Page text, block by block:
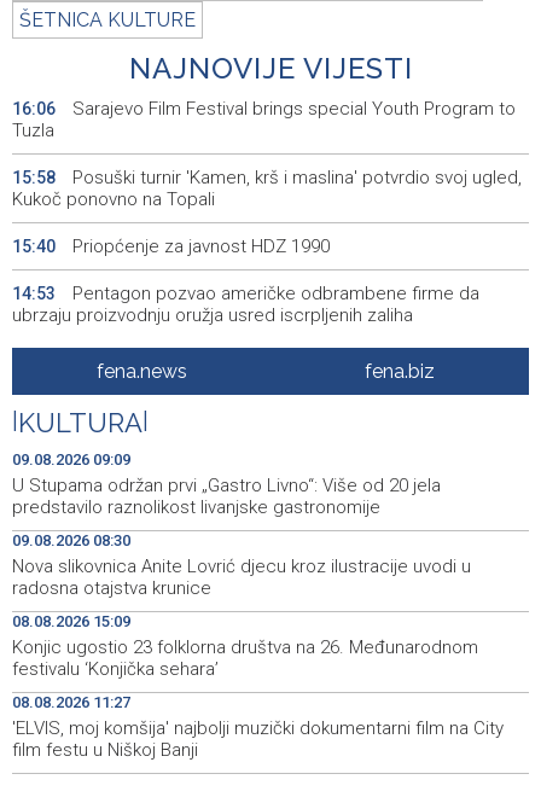
ŠETNICA KULTURE
NAJNOVIJE VIJESTI
16:06
Sarajevo Film Festival brings special Youth Program to
Tuzla
15:58
Posuški turnir 'Kamen, krš i maslina' potvrdio svoj ugled,
Kukoč ponovno na Topali
15:40 Priopćenje za javnost HDZ 1990
14:53
Pentagon pozvao američke odbrambene firme da
ubrzaju proizvodnju oružja usred iscrpljenih zaliha
Svečano otvoren 26. Cazin Grand Prix, staza 'Krajiška
zmija' ponovo okupila ljubitelje motosporta
13:20
Mostar Jazz Fest 2026. od 23. do 25. kolovoza donosi
tri večeri vrhunske glazbe
12:21 Izraelske snage izvode nova rušenja u južnom Libanu
11:51
Mještani Kola prikupili 3.000 KM za 'Kuću nade' u
Mostaru
11:37
Sutra u Sarajevu akcija darivanja krvi - Daruj krv, budi
opet njihov heroj
BiH među zapaženijim učesnicima CIGRE u Parizu - AI i
energetska tranzicija u fokusu
fena.news fena.biz
KULTURA
09.08.2026 09:09
U Stupama održan prvi „Gastro Livno“: Više od 20 jela
predstavilo raznolikost livanjske gastronomije
09.08.2026 08:30
Nova slikovnica Anite Lovrić djecu kroz ilustracije uvodi u
radosna otajstva krunice
08.08.2026 15:09
Konjic ugostio 23 folklorna društva na 26. Međunarodnom
festivalu ‘Konjička sehara’
08.08.2026 11:27
'ELVIS, moj komšija' najbolji muzički dokumentarni film na City
film festu u Niškoj Banji